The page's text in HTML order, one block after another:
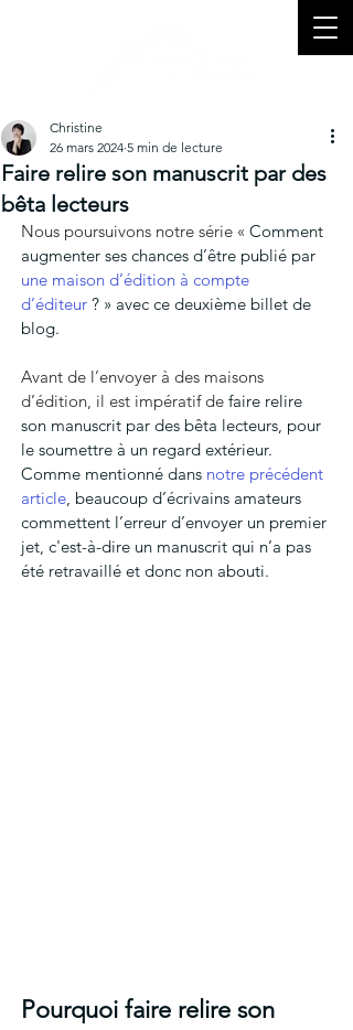
Faire relire son manuscrit par des
bêta lecteurs
Christine
26 mars 2024 5 min de lecture
Nous poursuivons notre série « Comment
augmenter ses chances d’être publié par
une maison d’édition à compte
d’éditeur ? » avec ce deuxième billet de
blog.
Avant de l’envoyer à des maisons
d’édition, il est impératif de faire relire
son manuscrit par des bêta lecteurs, pour
le soumettre à un regard extérieur.
Comme mentionné dans notre précédent
article, beaucoup d’écrivains amateurs
commettent l’erreur d’envoyer un premier
jet, c'est-à-dire un manuscrit qui n’a pas
été retravaillé et donc non abouti.
Pourquoi faire relire son